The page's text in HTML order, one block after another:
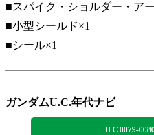
■スパイク・ショルダー・ア
■小型シールド×1
■シール×1
ガンダムU.C.年代ナビ
U.C.0079-